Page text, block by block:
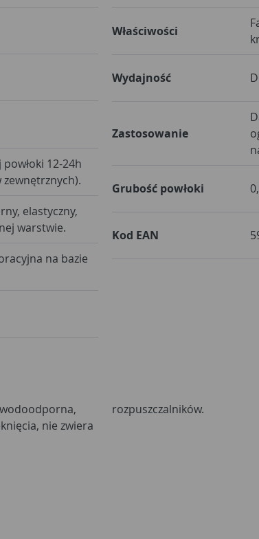
12-24h
(w zależności od warunków zewnętrznych).
elastyczny,
warstwie.
na bazie
Właściwości
Wydajność
Zastosowanie
Grubość powłoki
Kod EAN
nie zwiera
rozpuszczalników.